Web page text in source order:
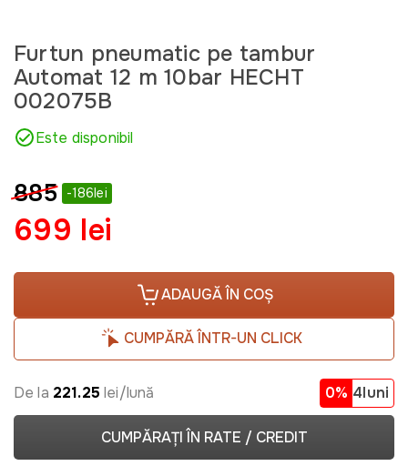
Furtun pneumatic pe tambur
Automat 12 m 10bar HECHT
002075B
Este disponibil
885 -186lei
699 lei
ADAUGĂ ÎN COȘ
CUMPĂRĂ ÎNTR-UN CLICK
De la 221.25 lei/lună 0% 4luni
CUMPĂRAȚI ÎN RATE / CREDIT